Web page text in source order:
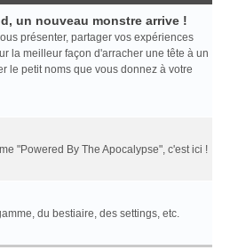
un nouveau monstre arrive !
présenter, partager vos expériences
la meilleur façon d'arracher une tête à un
le petit noms que vous donnez à votre
"Powered By The Apocalypse", c'est ici !
du bestiaire, des settings, etc.